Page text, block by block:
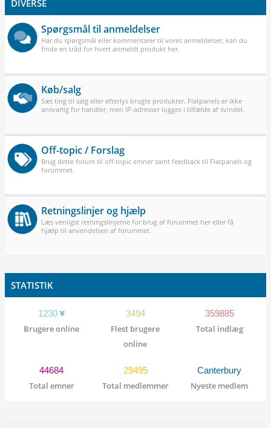
DIVERSE
Spørgsmål til anmeldelser
Har du spørgsmål eller kommentarer til vores anmeldelser, kan du
finde en tråd for hvert anmeldt produkt her.
Køb/salg
Sæt ting til salg eller efterlys brugte produkter. Flatpanels er ikke
ansvarlig for handler, men IP-adresser logges i tilfælde af svindel.
Off-topic / Forslag
Brug dette forum til off-topic emner samt feedback til Flatpanels og
forummet.
Retningslinjer og hjælp
Læs venligst retningslinjerne for brug af forummet her eller få
hjælp til anvendelsen af forummet.
STATISTIK
1230
Brugere online
3494
Flest brugere
online
359885
Total indlæg
44684
Total emner
29495
Total medlemmer
Canterbury
Nyeste medlem